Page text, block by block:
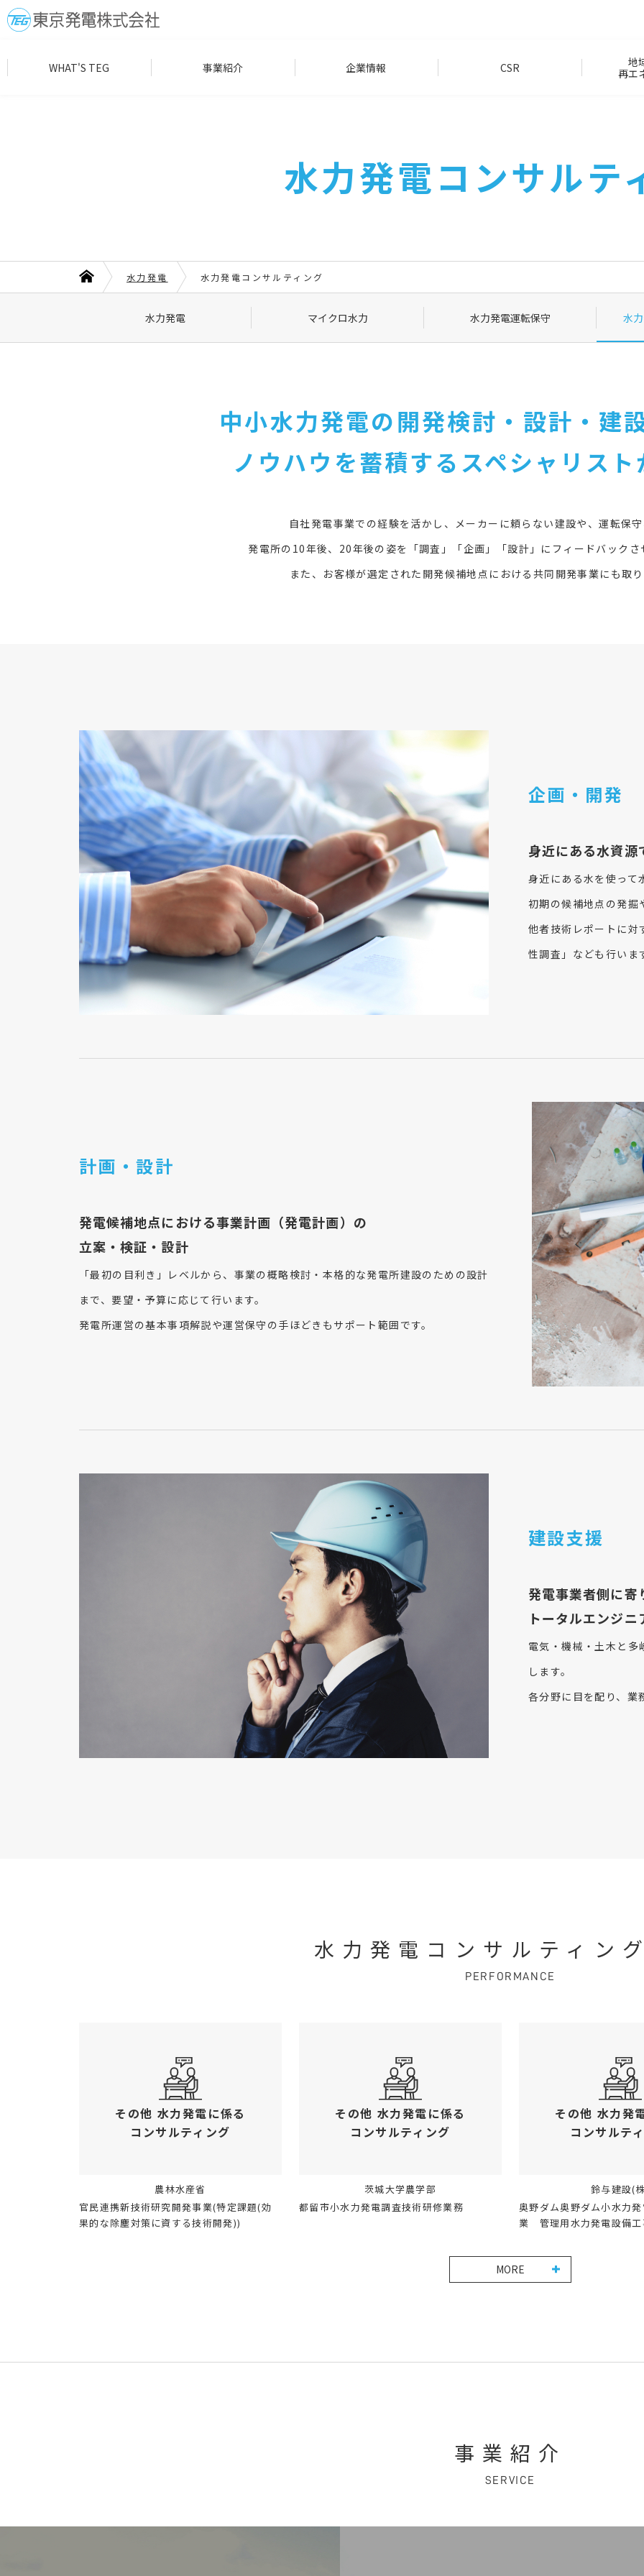
WHAT'S TEG 事業紹介 企業情報 CSR
地
再エ
水力発電コンサルテ
水力発電 水力発電コンサルティング
水力発電 マイクロ水力 水力発電運転保守 水
中小水力発電の開発検討・設計・建
ノウハウを蓄積するスペシャリス
自社発電事業での経験を活かし、メーカーに頼らない建設や、運転保
発電所の10年後、20年後の姿を「調査」「企画」「設計」にフィードバック
また、お客様が選定された開発候補地点における共同開発事業にも取
企画・開発
身近にある水資
身近にある水を使って
初期の候補地点の発掘
他者技術レポートに対
性調査」なども行いま
計画・設計
発電候補地点における事業計画（発電計画）の
立案・検証・設計
「最初の目利き」レベルから、事業の概略検討・本格的な発電所建設のための設計
まで、要望・予算に応じて行います。
発電所運営の基本事項解説や運営保守の手ほどきもサポート範囲です。
建設支援
発電事業者側に寄
トータルエンジ
電気・機械・土木と
します。
各分野に目を配り、業
水力発電コンサルティン
PERFORMANCE
その他 水力発電に係る
コンサルティング
農林水産省
官民連携新技術研究開発事業(特定課題(効
果的な除塵対策に資する技術開発))
その他 水力発電に係る
コンサルティング
茨城大学農学部
都留市小水力発電調査技術研修業務
その他 水力発
コンサルテ
鈴与建設(
奥野ダム奥野ダム小水力
業 管理用水力発電設備
MORE
事業紹介
SERVICE